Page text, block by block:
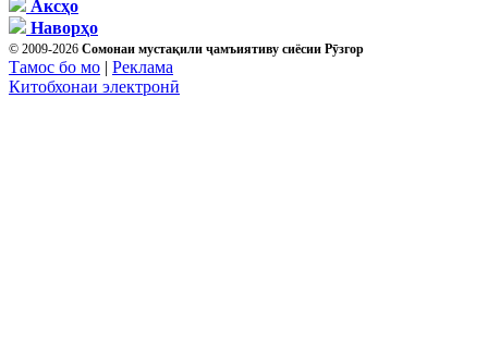
Аксҳо
Наворҳо
© 2009-2026 Сомонаи мустақили ҷамъиятиву сиёсии Рӯзгор
Тамос бо мо | Реклама
Китобхонаи электронӣ